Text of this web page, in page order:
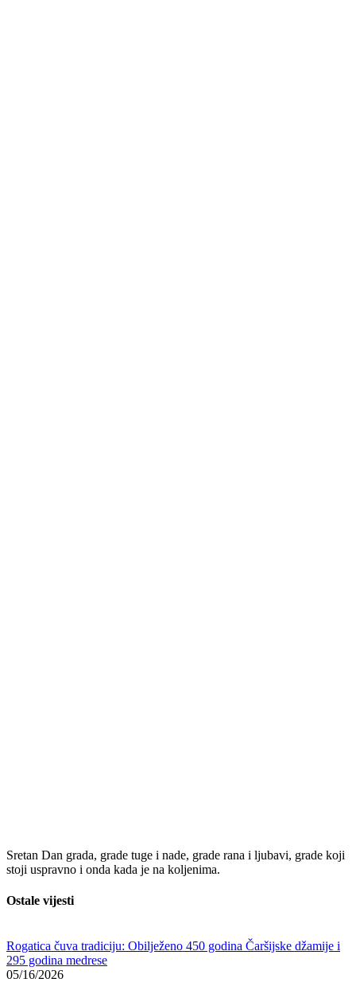
Sretan Dan grada, grade tuge i nade, grade rana i ljubavi, grade koji
stoji uspravno i onda kada je na koljenima.
Ostale vijesti
Rogatica čuva tradiciju: Obilježeno 450 godina Čaršijske džamije i
295 godina medrese
05/16/2026